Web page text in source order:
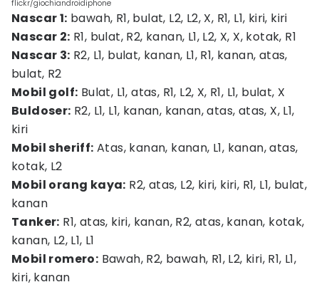
flickr/giochiandroidiphone
Nascar 1: bawah, R1, bulat, L2, L2, X, R1, L1, kiri, kiri
Nascar 2: R1, bulat, R2, kanan, L1, L2, X, X, kotak, R1
Nascar 3: R2, L1, bulat, kanan, L1, R1, kanan, atas,
bulat, R2
Mobil golf: Bulat, L1, atas, R1, L2, X, R1, L1, bulat, X
Buldoser: R2, L1, L1, kanan, kanan, atas, atas, X, L1,
kiri
Mobil sheriff: Atas, kanan, kanan, L1, kanan, atas,
kotak, L2
Mobil orang kaya: R2, atas, L2, kiri, kiri, R1, L1, bulat,
kanan
Tanker: R1, atas, kiri, kanan, R2, atas, kanan, kotak,
kanan, L2, L1, L1
Mobil romero: Bawah, R2, bawah, R1, L2, kiri, R1, L1,
kiri, kanan